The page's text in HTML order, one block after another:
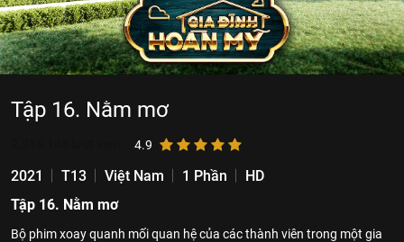
Tập 16. Nằm mơ
4.9
2021 T13 Việt Nam 1 Phần
HD
Tập 16. Nằm mơ
Bộ phim xoay quanh mối quan hệ của các thành viên trong một gia